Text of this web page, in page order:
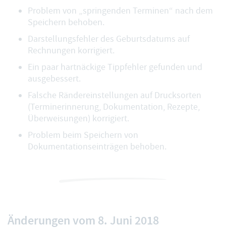
Problem von „springenden Terminen“ nach dem
Speichern behoben.
Darstellungsfehler des Geburtsdatums auf
Rechnungen korrigiert.
Ein paar hartnäckige Tippfehler gefunden und
ausgebessert.
Falsche Rändereinstellungen auf Drucksorten
(Terminerinnerung, Dokumentation, Rezepte,
Überweisungen) korrigiert.
Problem beim Speichern von
Dokumentationseinträgen behoben.
Änderungen vom 8. Juni 2018